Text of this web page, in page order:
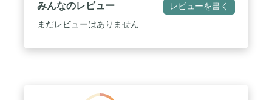
みんなのレビュー レビューを書く
まだレビューはありません